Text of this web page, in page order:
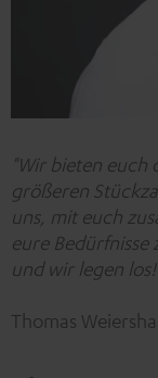
"Wir bieten euch
größeren
uns, mit euch
eure
und wir legen
Thomas